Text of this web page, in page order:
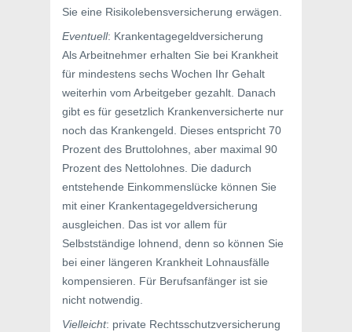
Sie eine Risikolebensversicherung erwägen.
Eventuell: Krankentagegeldversicherung
Als Arbeitnehmer erhalten Sie bei Krankheit
für mindestens sechs Wochen Ihr Gehalt
weiterhin vom Arbeitgeber gezahlt. Danach
gibt es für gesetzlich Krankenversicherte nur
noch das Krankengeld. Dieses entspricht 70
Prozent des Bruttolohnes, aber maximal 90
Prozent des Nettolohnes. Die dadurch
entstehende Einkommenslücke können Sie
mit einer Krankentagegeldversicherung
ausgleichen. Das ist vor allem für
Selbstständige lohnend, denn so können Sie
bei einer längeren Krankheit Lohnausfälle
kompensieren. Für Berufsanfänger ist sie
nicht notwendig.
Vielleicht: private Rechtsschutzversicherung